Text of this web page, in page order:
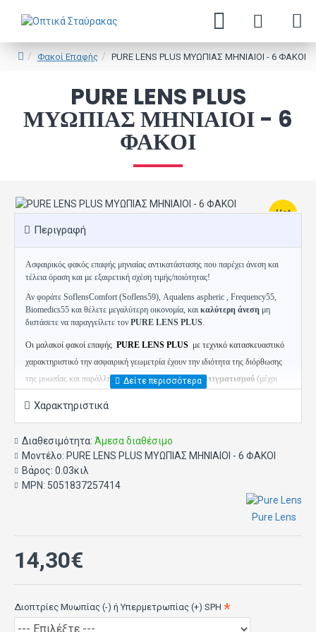
Φακοί Επαφής PURE LENS PLUS ΜΥΩΠΙΑΣ ΜΗΝΙΑΙΟΙ - 6 ΦΑΚΟΙ
PURE LENS PLUS
ΜΥΩΠΙΑΣ ΜΗΝΙΑΙΟΙ - 6
ΦΑΚΟΙ
Hot
Περιγραφή
Ασφαιρικός φακός επαφής μηνιαίας αντικατάστασης που παρέχει άνεση και
τέλεια όραση και με εξαιρετική σχέση τιμής/ποιότητας!
Αν φοράτε SoflensComfort (Soflens59), Aqualens aspheric
, Frequency55,
Biomedics55 και θέλετε μεγαλύτερη οικονομία, και καλύτερη άνεση μη
διστάσετε να παραγγείλετε τον PURE LENS PLUS
Οι μαλακοί φακοί επαφής PURE LENS PLUS με τεχνικό κατασκευαστικό
χαρακτηριστικό την ασφαιρική γεωμετρία έχουν την ιδιότητα της διόρθωσης
της μυωπίας και παράλληλης διόρθωσης χαμηλού αστιγματισμού (μέχρι
Οι PURE LENS PLUSπροσφέρουν πεντακάθαρη όραση υψηλής ευκρίνειας
(High Definition) σε όλες τις συνθήκες, γεγονός που γίνεται αντιληπτό σε
περιβάλλον που επικρατεί χαμηλής έντασης φωτισμός, χαρακτηριστικό
ιδιαίτερα χρήσιμο όταν απαιτείται
Οι μαλακοί φακοί επαφής
απόχρωση (για ευκολία στον χειρισμό τους κατά την διαδικασία εφαρμογής και
απομάκρυνσης από τα μάτια). Συνδυάζοντας ευκολία εφαρμογής,
ικανοποιητικά επίπεδα άνεσης, καθώς και όραση υψηλής ευκρίνειας
υπό οποιεσδήποτε συνθήκες.
Χαρακτηριστικά
Διαθεσιμότητα: Άμεσα διαθέσιμο
Μοντέλο: PURE LENS PLUS ΜΥΩΠΙΑΣ ΜΗΝΙΑΙΟΙ - 6 ΦΑΚΟΙ
Βάρος: 0.03κιλ
MPN: 5051837257414
Pure Lens
14,30€
Διοπτρίες Μυωπίας (-) ή Υπερμετρωπίας (+) SPH